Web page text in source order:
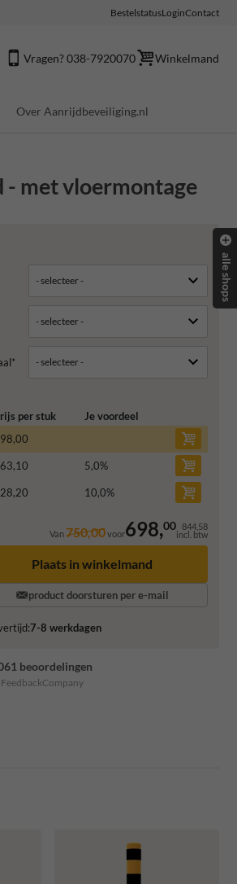
BestelstatusLoginContact
Vragen? 038-7920070 Winkelmand
Over Aanrijdbeveiliging.nl
met vloermontage
per stuk
Je voordeel
5,0%
10,0%
Van750,00voor698,00 844,58
incl. btw
Plaats in winkelmand
product doorsturen per e-mail
7-8 werkdagen
beoordelingen
alle shops